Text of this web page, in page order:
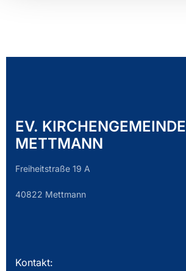
EV. KIRCHENGEMEINDE
METTMANN
Freiheitstraße 19 A
40822 Mettmann
Kontakt: